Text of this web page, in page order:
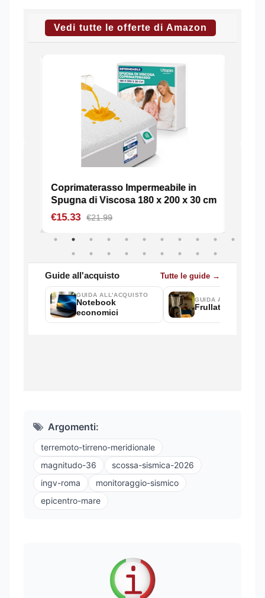
Argomenti:
terremoto-tirreno-meridionale
magnitudo-36
scossa-sismica-2026
ingv-roma
monitoraggio-sismico
epicentro-mare